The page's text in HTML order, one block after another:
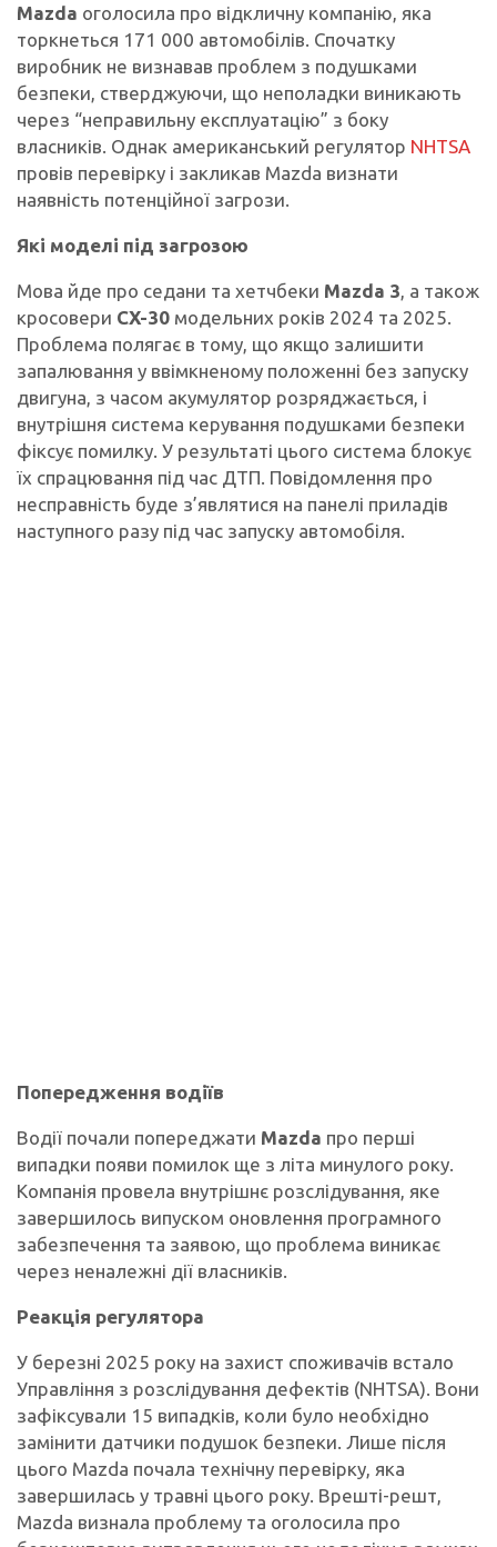
Mazda оголосила про відкличну компанію, яка
торкнеться 171 000 автомобілів. Спочатку
виробник не визнавав проблем з подушками
безпеки, стверджуючи, що неполадки виникають
через “неправильну експлуатацію” з боку
власників. Однак американський регулятор NHTSA
провів перевірку і закликав Mazda визнати
наявність потенційної загрози.
Які моделі під загрозою
Мова йде про седани та хетчбеки Mazda 3, а також
кросовери CX-30 модельних років 2024 та 2025.
Проблема полягає в тому, що якщо залишити
запалювання у ввімкненому положенні без запуску
двигуна, з часом акумулятор розряджається, і
внутрішня система керування подушками безпеки
фіксує помилку. У результаті цього система блокує
їх спрацювання під час ДТП. Повідомлення про
несправність буде з’являтися на панелі приладів
наступного разу під час запуску автомобіля.
Попередження водіїв
Водії почали попереджати Mazda про перші
випадки появи помилок ще з літа минулого року.
Компанія провела внутрішнє розслідування, яке
завершилось випуском оновлення програмного
забезпечення та заявою, що проблема виникає
через неналежні дії власників.
Реакція регулятора
У березні 2025 року на захист споживачів встало
Управління з розслідування дефектів (NHTSA). Вони
зафіксували 15 випадків, коли було необхідно
замінити датчики подушок безпеки. Лише після
цього Mazda почала технічну перевірку, яка
завершилась у травні цього року. Врешті-решт,
Mazda визнала проблему та оголосила про